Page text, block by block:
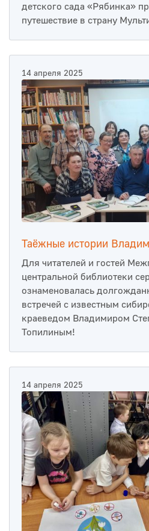
детского сада «Рябинка»
путешествие в страну
14 апреля 2025
Таёжные истории
Для читателей и гостей
центральной библиотеки
ознаменовалась
встречей с известным
краеведом Владимиром
Топилиным!
14 апреля 2025